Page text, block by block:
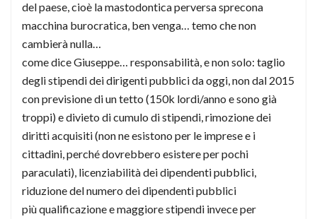
del paese, cioè la mastodontica perversa sprecona
macchina burocratica, ben venga… temo che non
cambierà nulla…
come dice Giuseppe… responsabilità, e non solo: taglio
degli stipendi dei dirigenti pubblici da oggi, non dal 2015
con previsione di un tetto (150k lordi/anno e sono già
troppi) e divieto di cumulo di stipendi, rimozione dei
diritti acquisiti (non ne esistono per le imprese e i
cittadini, perché dovrebbero esistere per pochi
paraculati), licenziabilità dei dipendenti pubblici,
riduzione del numero dei dipendenti pubblici
più qualificazione e maggiore stipendi invece per